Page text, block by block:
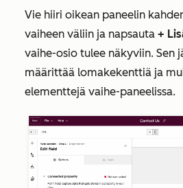
Vie hiiri oikean paneelin
vaiheen väliin ja napsauta +
vaihe-osio tulee näkyviin. Sen
määrittää lomakekenttiä ja
elementtejä vaihe-paneelissa.